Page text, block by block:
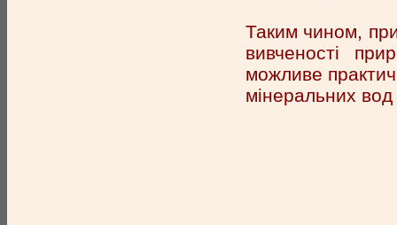
Таким чином,
вивченості
можливе
мінеральних вод